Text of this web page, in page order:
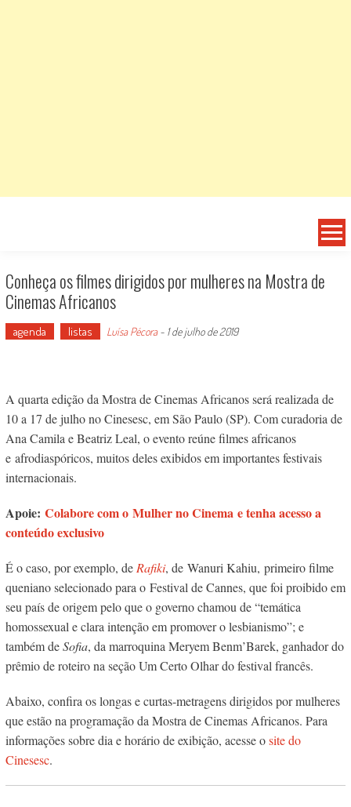
Conheça os filmes dirigidos por mulheres na Mostra de
Cinemas Africanos
agenda listas Luísa Pécora- 1 de julho de 2019
A quarta edição da Mostra de Cinemas Africanos será realizada de
10 a 17 de julho no Cinesesc, em São Paulo (SP). Com curadoria de
Ana Camila e Beatriz Leal, o evento reúne filmes africanos
e afrodiaspóricos, muitos deles exibidos em importantes festivais
internacionais.
Apoie: Colabore com o Mulher no Cinema e tenha acesso a
conteúdo exclusivo
É o caso, por exemplo, de Rafiki, de Wanuri Kahiu, primeiro filme
queniano selecionado para o Festival de Cannes, que foi proibido em
seu país de origem pelo que o governo chamou de “temática
homossexual e clara intenção em promover o lesbianismo”; e
também deSofia, da marroquina Meryem Benm’Barek, ganhador do
prêmio de roteiro na seção Um Certo Olhar do festival francês.
Abaixo, confira os longas e curtas-metragens dirigidos por mulheres
que estão na programação da Mostra de Cinemas Africanos. Para
informações sobre dia e horário de exibição, acesse osite do
Cinesesc.